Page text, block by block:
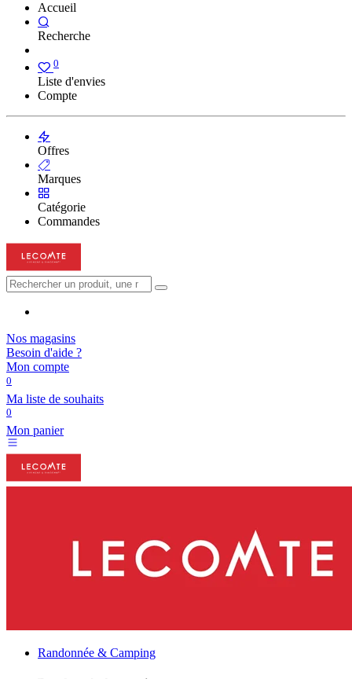
Accueil
Recherche
0
Liste d'envies
Compte
Offres
Marques
Catégorie
Commandes
Nos magasins
Besoin d'aide ?
Mon compte
0
Ma liste de souhaits
0
Mon panier
Randonnée & Camping